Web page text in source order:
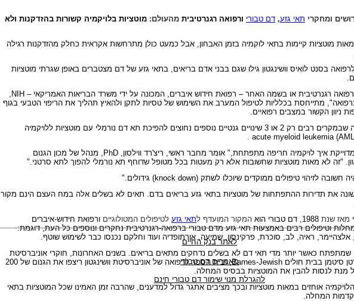
ומחקרי תאי גזע, דם טבורי ורפואה רגנרטיבית מהעולם: מוטציות בלויקמיה קשורות בהזדקנות ולא
מוטציות קיימות בתאי לוקמיה בזמן האבחון, אבל כמעט כולן מתרחשות אקראית כחלק מהזדקנות רגילה
בסנט לואיס וושינגטון גילו שגם בבני אדם בריאים, בתאי גזע של דם מצטברים באופן שגרתי מוטציות
רפואה רגנרטיבית או בשמה האחר – רפואת חידוש איברים, המכונה על ידי משרד הבריאות האמריקאי – NIH
מתייחסת בכלליות לטיפול המערב את השימוש של טסיות לתקן ולהאיץ תהליך את הריפוי הטבעי בגוף
ניוון הקשור במצבים רפואיים.
המחקר שלהם מראה שבמקרים רבים רק 2 או 3 שינויים גנטיים נוספים נחוצים להפיכת תא דם נורמלי עם מוטציות ללויקמיה
acute myeloid leukemia
איך לויקמיה חריפה מתפתחת," אומר מחבר ראשי, ריצ'רד ווילסון, PhD
, מנהל של מכון הגנום
"זה לא מאות מוטציות שחשובות אלא רק מעטות בכל מטופל שדוחף תא נורמלי להפוך לתא סרטני."
חשובה לזיהוי טיפולים ממוקדים שיוכלו לשתק (knock down) גידולים."
את תדירות ההתפתחות של מוטציות בתאי גזע בריאים בדם. תאים לא בשלים אלה במח העצם הינם מקור
מאז שנת 1988, דם טבורי הוא המקור המועדף לתאי גזע לטיפולים המטולוגיים ורפואת חידוש-איברים
וטיפולים רבים באמצעות תאי גזע מדם טבורי ברפואה-רגנרטיבית נחקרים ונוספים כל העת, דוגמת:
אלצהיימר, ראיה, לב, סוכרת, פרקינסון, שמיעה, אורתופדיה ועוד וחלקם נכנסו כבר לשימוש שוטף.
שמתפתח כאשר יותר מדי תאי דם לא בשלים נדחקים מתאים בריאים. בשנים האחרונות, חוקרי אוניברסיטת
סיטמן בבית חולים Barnes-Jewish
, ובית הספר לרפואה של אוניברסיטת וושינגטון ריצפו את הגנום של 200
מנת לנסות להבין את המוטציות בבסיס המחלה.
אוחזים במאות מוטציות ובכך מציבים אתגר גדול למדענים, שהרבה זמן האמינו שכל המוטציות בתאי
המחלה.
לאתר בנק החיים
מאמרים דם טבורי
להגרלת מנוי שימור דם טבורי חינם